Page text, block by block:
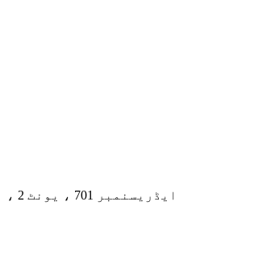
ایڈریس نمبر 701 ، یونٹ 2 ، بلڈنگ 2 ، نمبر 256 ، ٹونھوئی ساؤتھ روڈ ، چنگیانگ ضلع ، چینگدو سٹی ، صوبہ سچوان ، چین